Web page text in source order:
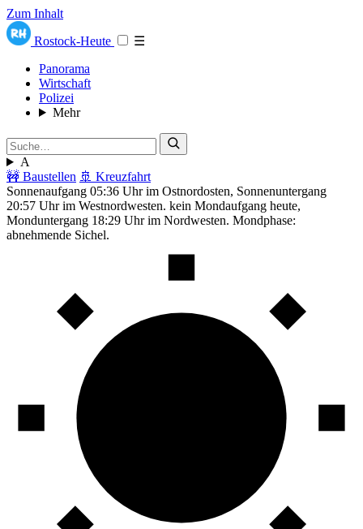
Zum Inhalt
Rostock-Heute
☰
Panorama
Wirtschaft
Polizei
Mehr
A
🚧 Baustellen 🚢 Kreuzfahrt
Sonnenaufgang 05:36 Uhr im Ostnordosten, Sonnenuntergang
20:57 Uhr im Westnordwesten. kein Mondaufgang heute,
Monduntergang 18:29 Uhr im Nordwesten. Mondphase:
abnehmende Sichel.